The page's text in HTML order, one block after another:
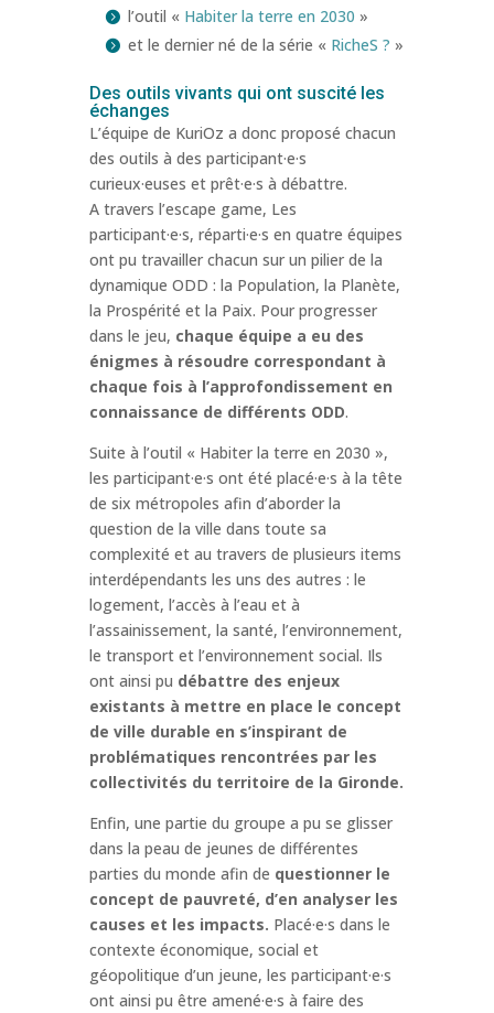
l’outil « Habiter la terre en 2030 »
et le dernier né de la série « RicheS ? »
Des outils vivants qui ont suscité les
échanges
L’équipe de KuriOz a donc proposé chacun
des outils à des participant·e·s
curieux·euses et prêt·e·s à débattre.
A travers l’escape game, Les
participant·e·s, réparti·e·s en quatre équipes
ont pu travailler chacun sur un pilier de la
dynamique ODD : la Population, la Planète,
la Prospérité et la Paix. Pour progresser
dans le jeu, chaque équipe a eu des
énigmes à résoudre correspondant à
chaque fois à l’approfondissement en
connaissance de différents ODD.
Suite à l’outil « Habiter la terre en 2030 »,
les participant·e·s ont été placé·e·s à la tête
de six métropoles afin d’aborder la
question de la ville dans toute sa
complexité et au travers de plusieurs items
interdépendants les uns des autres : le
logement, l’accès à l’eau et à
l’assainissement, la santé, l’environnement,
le transport et l’environnement social. Ils
ont ainsi pu débattre des enjeux
existants à mettre en place le concept
de ville durable en s’inspirant de
problématiques rencontrées par les
collectivités du territoire de la Gironde.
Enfin, une partie du groupe a pu se glisser
dans la peau de jeunes de différentes
parties du monde afin de questionner le
concept de pauvreté, d’en analyser les
causes et les impacts. Placé·e·s dans le
contexte économique, social et
géopolitique d’un jeune, les participant·e·s
ont ainsi pu être amené·e·s à faire des